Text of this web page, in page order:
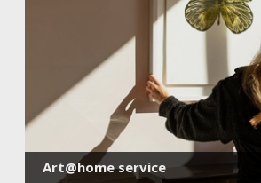
Art@home service